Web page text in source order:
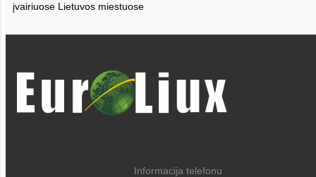
įvairiuose Lietuvos miestuose
Informacija telefonu